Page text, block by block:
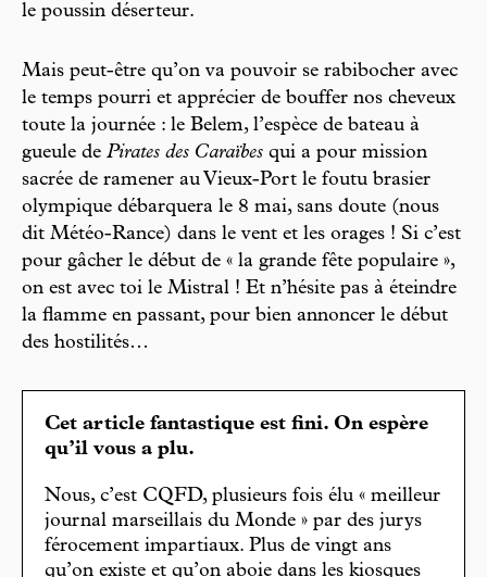
le poussin déserteur.
Mais peut-être qu’on va pouvoir se rabibocher avec
le temps pourri et apprécier de bouffer nos cheveux
toute la journée : le Belem, l’espèce de bateau à
gueule de Pirates des Caraïbes qui a pour mission
sacrée de ramener au Vieux-Port le foutu brasier
olympique débarquera le 8 mai, sans doute (nous
dit Météo-Rance) dans le vent et les orages ! Si c’est
pour gâcher le début de « la grande fête populaire »,
on est avec toi le Mistral ! Et n’hésite pas à éteindre
la flamme en passant, pour bien annoncer le début
des hostilités…
Cet article fantastique est fini. On espère
qu’il vous a plu.
Nous, c’est CQFD, plusieurs fois élu « meilleur
journal marseillais du Monde » par des jurys
férocement impartiaux. Plus de vingt ans
qu’on existe et qu’on aboie dans les kiosques